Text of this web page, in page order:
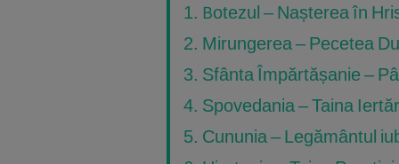
1. Botezul – Nașterea în
2. Mirungerea – Pecetea
3. Sfânta Împărtășanie –
4. Spovedania – Taina
5. Cununia – Legământul